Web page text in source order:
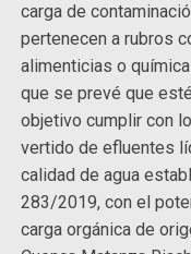
carga de
pertenecen a rubros
alimenticias o
que se prevé que
objetivo cumplir con
vertido de efluentes
calidad de agua
283/2019, con el
carga orgánica de